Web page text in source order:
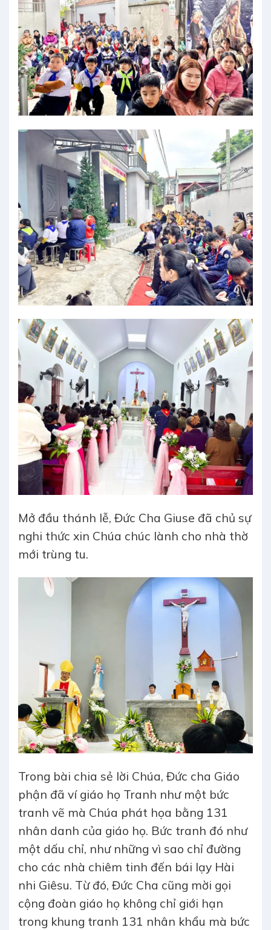
Mở đầu thánh lễ, Đức Cha Giuse đã chủ sự
nghi thức xin Chúa chúc lành cho nhà thờ
mới trùng tu.
Trong bài chia sẻ lời Chúa, Đức cha Giáo
phận đã ví giáo họ Tranh như một bức
tranh vẽ mà Chúa phát họa bằng 131
nhân danh của giáo họ. Bức tranh đó như
một dấu chỉ, như những vì sao chỉ đường
cho các nhà chiêm tinh đến bái lạy Hài
nhi Giêsu. Từ đó, Đức Cha cũng mời gọi
cộng đoàn giáo họ không chỉ giới hạn
trong khung tranh 131 nhân khẩu mà bức